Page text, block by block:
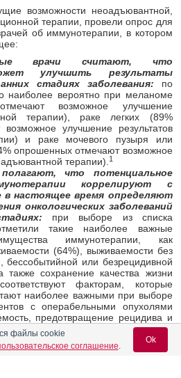
возможности неоадъювантной,
терапии, провели опрос для
об иммунотерапии, в котором
врачи считают, что
улучшить результаты
стадиях заболевания: по
наиболее вероятно при меланоме
возможное улучшение
терапии), раке легких (89%
улучшение результатов
и раке мочевого пузыря или
опрошенных отмечают возможное
терапии). 1
что потенциальное
коррелируют с
настоящее время определяют
онкологических заболеваний
при выборе из списка
такие наиболее важные
иммунотерапии, как
(64%), выживаемости без
бессобытийной или безрецидивной
сохранение качества жизни
факторам, которые
наиболее важными при выборе
с операбельными опухолями
предотвращение рецидива и
назвали потребность в
основным препятствием для
файлы cookie
соглашение.
Ok